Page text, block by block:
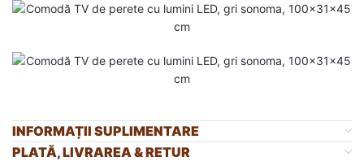
INFORMAȚII SUPLIMENTARE
PLATĂ, LIVRAREA & RETUR